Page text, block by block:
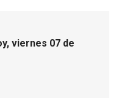
viernes 07 de